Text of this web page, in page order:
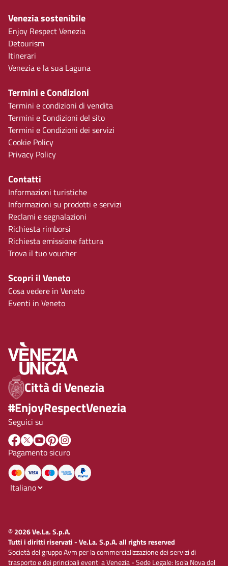
Venezia sostenibile
Enjoy Respect Venezia
Detourism
Itinerari
Venezia e la sua Laguna
Termini e Condizioni
Termini e condizioni di vendita
Termini e Condizioni del sito
Termini e Condizioni dei servizi
Cookie Policy
Privacy Policy
Contatti
Informazioni turistiche
Informazioni su prodotti e servizi
Reclami e segnalazioni
Richiesta rimborsi
Richiesta emissione fattura
Trova il tuo voucher
Scopri il Veneto
Cosa vedere in Veneto
Eventi in Veneto
Città di Venezia
#EnjoyRespectVenezia
Seguici su
Pagamento sicuro
© 2026 Ve.La. S.p.A.
Tutti i diritti riservati - Ve.La. S.p.A. all rights reserved
Società del gruppo Avm per la commercializzazione dei servizi di
trasporto e dei principali eventi a Venezia - Sede Legale: Isola Nova del